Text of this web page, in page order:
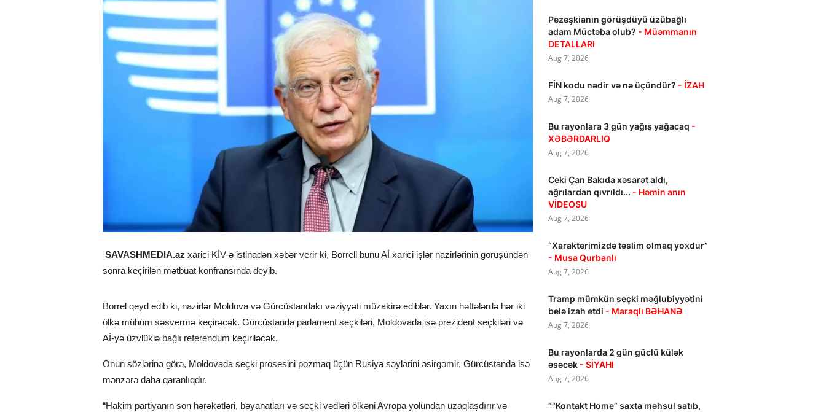
SAVASHMEDIA.az xarici KİV-ə istinadən xəbər verir ki, Borrell bunu Aİ xarici işlər nazirlərinin görüşündən
sonra keçirilən mətbuat konfransında deyib.
Borrel qeyd edib ki, nazirlər Moldova və Gürcüstandakı vəziyyəti müzakirə ediblər. Yaxın həftələrdə hər iki
ölkə mühüm səsvermə keçirəcək. Gürcüstanda parlament seçkiləri, Moldovada isə prezident seçkiləri və
Aİ-yə üzvlüklə bağlı referendum keçiriləcək.
Onun sözlərinə görə, Moldovada seçki prosesini pozmaq üçün Rusiya səylərini əsirgəmir, Gürcüstanda isə
mənzərə daha qaranlıqdır.
“Hakim partiyanın son hərəkətləri, bəyanatları və seçki vədləri ölkəni Avropa yolundan uzaqlaşdırır və
Pezeşkianın görüşdüyü üzübağlı
adam Müctəba olub? - Müəmmanın
DETALLARI
Aug 7, 2026
FİN kodu nədir və nə üçündür? - İZAH
Aug 7, 2026
Bu rayonlara 3 gün yağış yağacaq -
XƏBƏRDARLIQ
Aug 7, 2026
Ceki Çan Bakıda xəsarət aldı,
ağrılardan qıvrıldı... - Həmin anın
VİDEOSU
Aug 7, 2026
“Xarakterimizdə təslim olmaq yoxdur”
- Musa Qurbanlı
Aug 7, 2026
Tramp mümkün seçki məğlubiyyətini
belə izah etdi - Maraqlı BƏHANƏ
Aug 7, 2026
Bu rayonlarda 2 gün güclü külək
əsəcək - SİYAHI
Aug 7, 2026
““Kontakt Home” saxta məhsul satıb,